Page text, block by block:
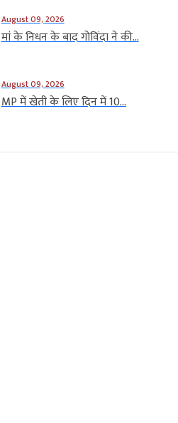
August 09, 2026
मां के निधन के बाद गोविंदा ने की...
August 09, 2026
MP में खेती के लिए दिन में 10...